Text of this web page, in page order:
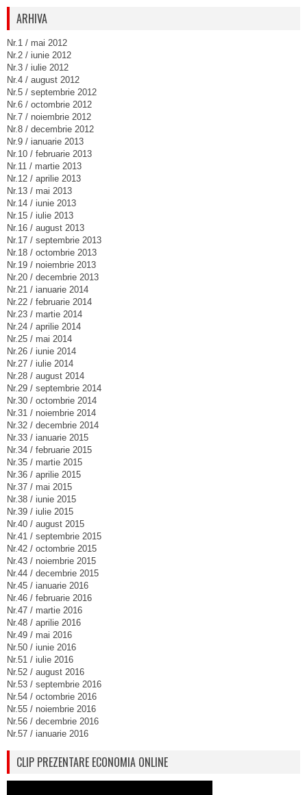
ARHIVA
Nr.1 / mai 2012
Nr.2 / iunie 2012
Nr.3 / iulie 2012
Nr.4 / august 2012
Nr.5 / septembrie 2012
Nr.6 / octombrie 2012
Nr.7 / noiembrie 2012
Nr.8 / decembrie 2012
Nr.9 / ianuarie 2013
Nr.10 / februarie 2013
Nr.11 / martie 2013
Nr.12 / aprilie 2013
Nr.13 / mai 2013
Nr.14 / iunie 2013
Nr.15 / iulie 2013
Nr.16 / august 2013
Nr.17 / septembrie 2013
Nr.18 / octombrie 2013
Nr.19 / noiembrie 2013
Nr.20 / decembrie 2013
Nr.21 / ianuarie 2014
Nr.22 / februarie 2014
Nr.23 / martie 2014
Nr.24 / aprilie 2014
Nr.25 / mai 2014
Nr.26 / iunie 2014
Nr.27 / iulie 2014
Nr.28 / august 2014
Nr.29 / septembrie 2014
Nr.30 / octombrie 2014
Nr.31 / noiembrie 2014
Nr.32 / decembrie 2014
Nr.33 / ianuarie 2015
Nr.34 / februarie 2015
Nr.35 / martie 2015
Nr.36 / aprilie 2015
Nr.37 / mai 2015
Nr.38 / iunie 2015
Nr.39 / iulie 2015
Nr.40 / august 2015
Nr.41 / septembrie 2015
Nr.42 / octombrie 2015
Nr.43 / noiembrie 2015
Nr.44 / decembrie 2015
Nr.45 / ianuarie 2016
Nr.46 / februarie 2016
Nr.47 / martie 2016
Nr.48 / aprilie 2016
Nr.49 / mai 2016
Nr.50 / iunie 2016
Nr.51 / iulie 2016
Nr.52 / august 2016
Nr.53 / septembrie 2016
Nr.54 / octombrie 2016
Nr.55 / noiembrie 2016
Nr.56 / decembrie 2016
Nr.57 / ianuarie 2016
CLIP PREZENTARE ECONOMIA ONLINE